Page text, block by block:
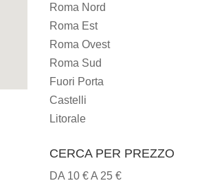
Roma Nord
Roma Est
Roma Ovest
Roma Sud
Fuori Porta
Castelli
Litorale
CERCA PER PREZZO
DA 10 € A 25 €